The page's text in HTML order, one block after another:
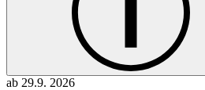
ab 29.9. 2026